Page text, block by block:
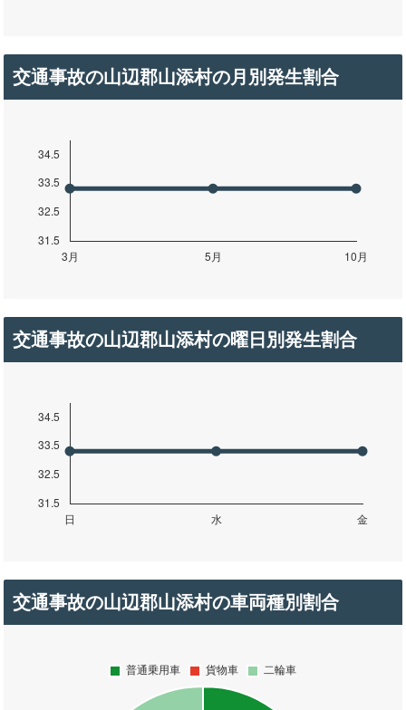
交通事故の山辺郡山添村の月別発生割合
交通事故の山辺郡山添村の曜日別発生割合
交通事故の山辺郡山添村の車両種別割合